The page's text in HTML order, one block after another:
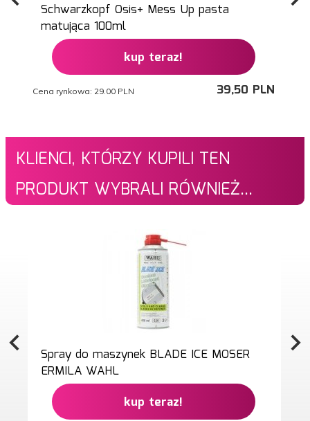
Schwarzkopf Osis+ Mess Up pasta
matująca 100ml
kup teraz!
39,50 PLN
Cena rynkowa: 29.00 PLN
KLIENCI, KTÓRZY KUPILI TEN
PRODUKT WYBRALI RÓWNIEŻ...
Spray do maszynek BLADE ICE MOSER
ERMILA WAHL
kup teraz!